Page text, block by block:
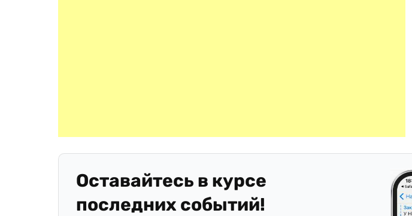
Оставайтесь в курсе
последних событий!